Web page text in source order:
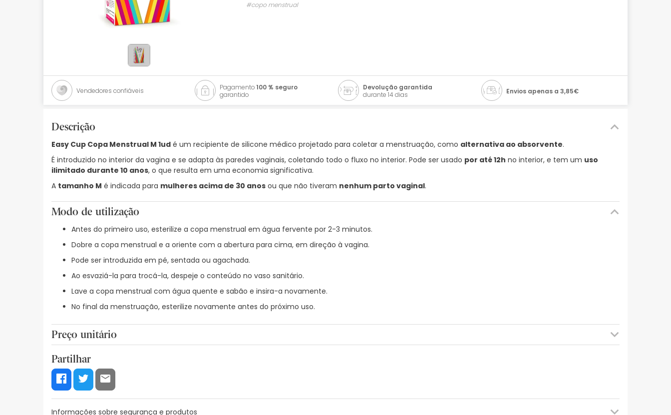
Promoções
Mais vendidos
Health points
#copo menstrual
Vendedores confiáveis Pagamento100 % seguro
garantido
Devolução garantida
durante 14 dias
Envios apenas a 3,85€
Descrição
Easy Cup Copa Menstrual M 1ud é um recipiente de silicone médico projetado para coletar a menstruação, como alternativa ao absorvente.
É introduzido no interior da vagina e se adapta às paredes vaginais, coletando todo o fluxo no interior. Pode ser usado por até 12h no interior, e tem um uso
ilimitado durante 10 anos, o que resulta em uma economia significativa.
A tamanho M é indicada para mulheres acima de 30 anos ou que não tiveram nenhum parto vaginal.
Modo de utilização
Antes do primeiro uso, esterilize a copa menstrual em água fervente por 2-3 minutos.
Dobre a copa menstrual e a oriente com a abertura para cima, em direção à vagina.
Pode ser introduzida em pé, sentada ou agachada.
Ao esvaziá-la para trocá-la, despeje o conteúdo no vaso sanitário.
Lave a copa menstrual com água quente e sabão e insira-a novamente.
No final da menstruação, esterilize novamente antes do próximo uso.
Preço unitário
Partilhar
Informações sobre segurança e produtos